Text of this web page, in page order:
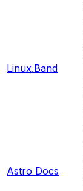
Linux.Band
Astro Docs